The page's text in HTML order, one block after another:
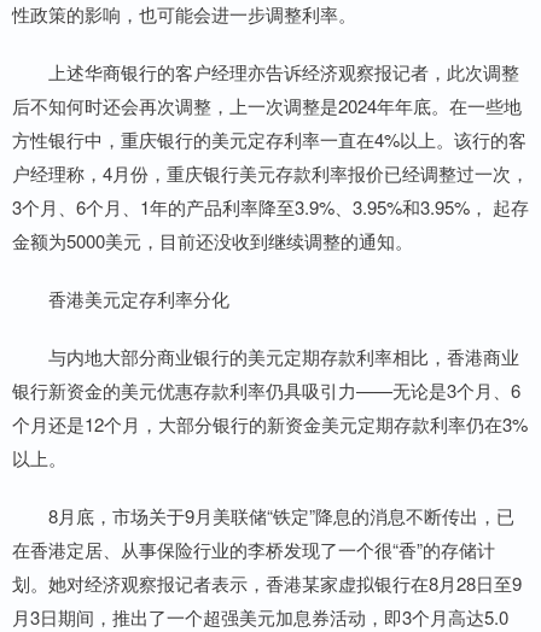
性政策的影响，也可能会进一步调整利率。
上述华商银行的客户经理亦告诉经济观察报记者，此次调整
后不知何时还会再次调整，上一次调整是2024年年底。在一些地
方性银行中，重庆银行的美元定存利率一直在4%以上。该行的客
户经理称，4月份，重庆银行美元存款利率报价已经调整过一次，
3个月、6个月、1年的产品利率降至3.9%、3.95%和3.95%， 起存
金额为5000美元，目前还没收到继续调整的通知。
香港美元定存利率分化
与内地大部分商业银行的美元定期存款利率相比，香港商业
银行新资金的美元优惠存款利率仍具吸引力——无论是3个月、6
个月还是12个月，大部分银行的新资金美元定期存款利率仍在3%
以上。
8月底，市场关于9月美联储“铁定”降息的消息不断传出，已
在香港定居、从事保险行业的李桥发现了一个很“香”的存储计
划。她对经济观察报记者表示，香港某家虚拟银行在8月28日至9
月3日期间，推出了一个超强美元加息券活动，即3个月高达5.0